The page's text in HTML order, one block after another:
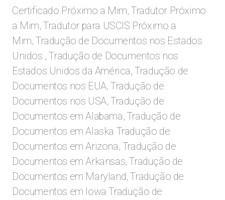
Certificado Próximo a Mim, Tradutor Próximo
a Mim, Tradutor para USCIS Próximo a
Mim, Tradução de Documentos nos Estados
Unidos , Tradução de Documentos nos
Estados Unidos da América, Tradução de
Documentos nos EUA, Tradução de
Documentos nos USA, Tradução de
Documentos em Alabama, Tradução de
Documentos em Alaska Tradução de
Documentos em Arizona, Tradução de
Documentos em Arkansas, Tradução de
Documentos em Maryland, Tradução de
Documentos em Iowa Tradução de